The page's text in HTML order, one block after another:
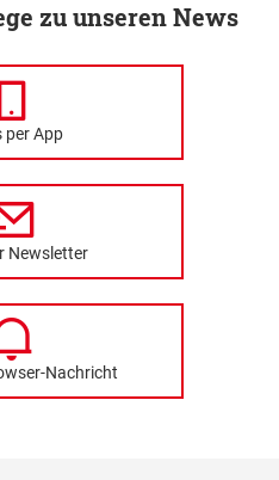
zu unseren News
per App
Newsletter
Nachricht